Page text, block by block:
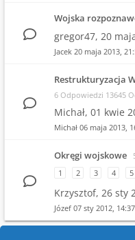
Wojska
gregor47, 20
Jacek 20 maja 2013,
Restrukturyzacja
6 Odpowiedzi 13645
Michał, 01 kwie
Michał 06 maja 2013,
Okręgi wojskowe
1
2 3 4 5
Krzysztof, 26 sty
Józef 07 sty 2012, 14:37